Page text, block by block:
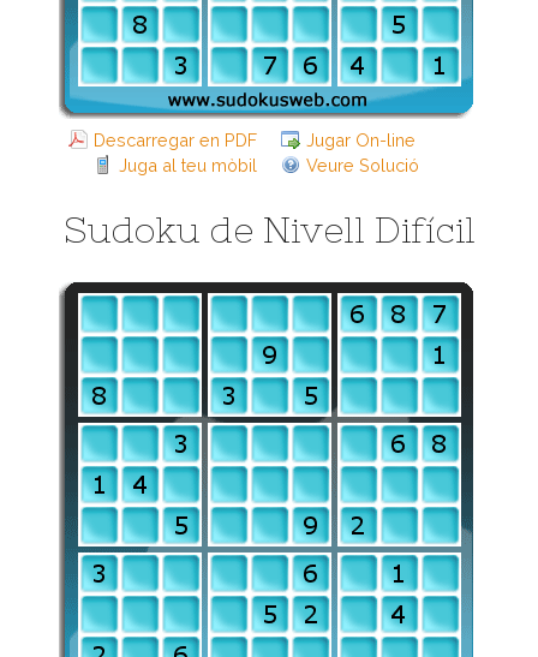
Descarregar en PDF
Jugar On-line
Juga al teu mòbil
Veure Solució
Sudoku de Nivell Difícil